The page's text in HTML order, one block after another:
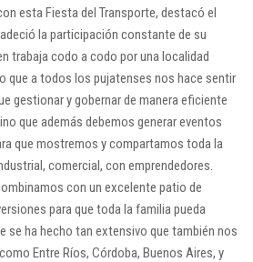
esta Fiesta del Transporte, destacó el
la participación constante de su
trabaja codo a codo por una localidad
que a todos los pujatenses nos hace sentir
gestionar y gobernar de manera eficiente
que además debemos generar eventos
que mostremos y compartamos toda la
comercial, con emprendedores.
con un excelente patio de
para que toda la familia pueda
se ha hecho tan extensivo que también nos
Entre Ríos, Córdoba, Buenos Aires, y